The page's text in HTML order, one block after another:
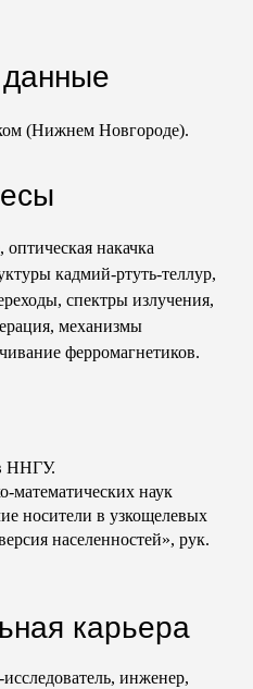
(Нижнем Новгороде).
накачка
кадмий-ртуть-теллур,
спектры излучения,
механизмы
ферромагнетиков.
ННГУ.
математических наук
носители в узкощелевых
населенностей», рук.
карьера
инженер,